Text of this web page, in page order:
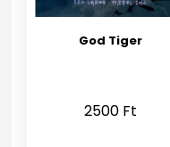
God Tiger
2500 Ft